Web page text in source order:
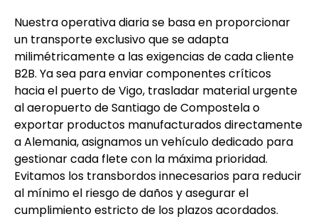
Nuestra operativa diaria se basa en proporcionar
un transporte exclusivo que se adapta
milimétricamente a las exigencias de cada cliente
B2B. Ya sea para enviar componentes críticos
hacia el puerto de Vigo, trasladar material urgente
al aeropuerto de Santiago de Compostela o
exportar productos manufacturados directamente
a Alemania, asignamos un vehículo dedicado para
gestionar cada flete con la máxima prioridad.
Evitamos los transbordos innecesarios para reducir
al mínimo el riesgo de daños y asegurar el
cumplimiento estricto de los plazos acordados.